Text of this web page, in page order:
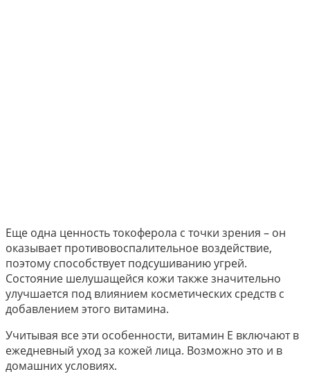
Еще одна ценность токоферола с точки зрения – он
оказывает противовоспалительное воздействие,
поэтому способствует подсушиванию угрей.
Состояние шелушащейся кожи также значительно
улучшается под влиянием косметических средств с
добавлением этого витамина.
Учитывая все эти особенности, витамин Е включают в
ежедневный уход за кожей лица. Возможно это и в
домашних условиях.